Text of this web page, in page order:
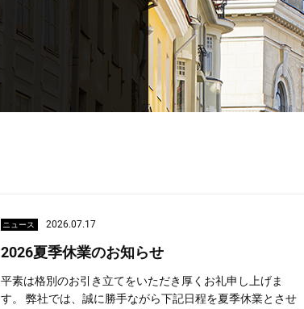
ニュース 2026.07.17
2026夏季休業のお知らせ
平素は格別のお引き立てをいただき厚くお礼申し上げま
す。 弊社では、誠に勝手ながら下記日程を夏季休業とさせ